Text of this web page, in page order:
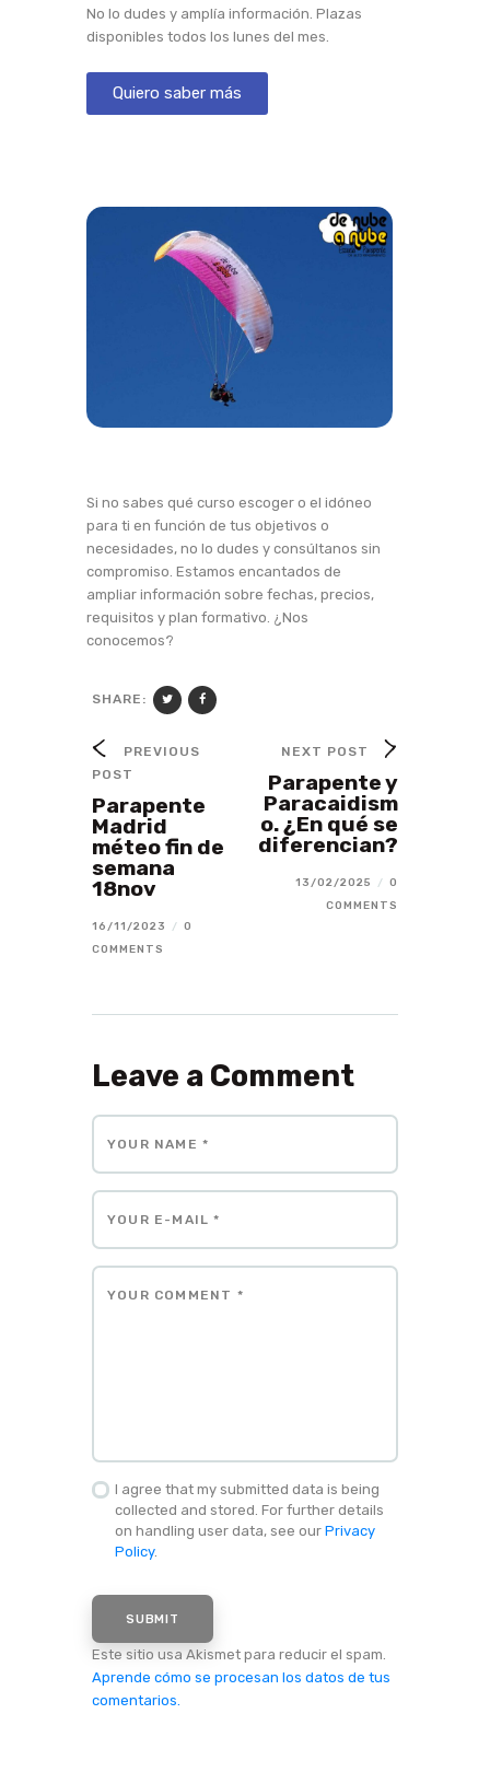
No lo dudes y amplía información. Plazas
disponibles todos los lunes del mes.
Quiero saber más
Si no sabes qué curso escoger o el idóneo
para ti en función de tus objetivos o
necesidades, no lo dudes y consúltanos sin
compromiso. Estamos encantados de
ampliar información sobre fechas, precios,
requisitos y plan formativo. ¿Nos
conocemos?
SHARE:
PREVIOUS
POST
Parapente
Madrid
méteo fin de
semana
18nov
16/11/2023 / 0
COMMENTS
NEXT POST
Parapente y
Paracaidism
o. ¿En qué se
diferencian?
13/02/2025 / 0
COMMENTS
Leave a Comment
I agree that my submitted data is being
collected and stored. For further details
on handling user data, see our Privacy
Policy.
Este sitio usa Akismet para reducir el spam.
Aprende cómo se procesan los datos de tus
comentarios.